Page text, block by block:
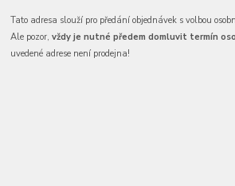
Tato adresa slouží pro předání objednávek s volbou
Ale pozor,vždy je nutné předem domluvit termín
uvedené adrese není prodejna!